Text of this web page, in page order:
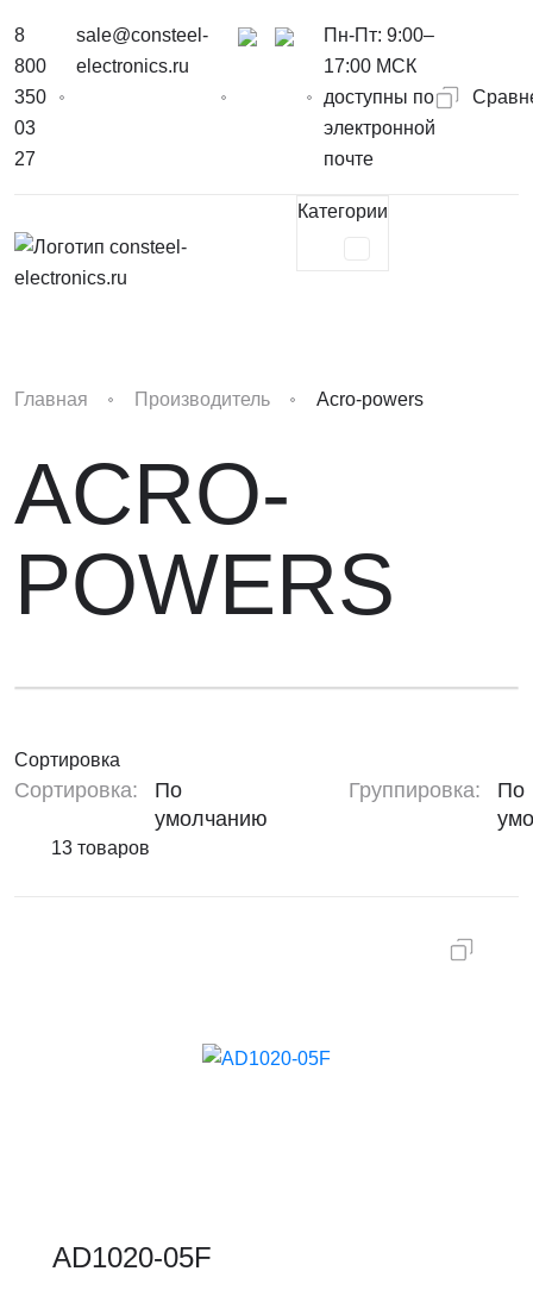
8
800
350
03
27
sale@consteel-
electronics.ru
Пн-Пт: 9:00–
17:00 МСК
доступны по
электронной
почте
Категории
Главная Производитель Acro-powers
ACRO-
POWERS
Сортировка
Сортировка:
По
умолчанию
Группировка:
По
13 товаров
AD1020-05F